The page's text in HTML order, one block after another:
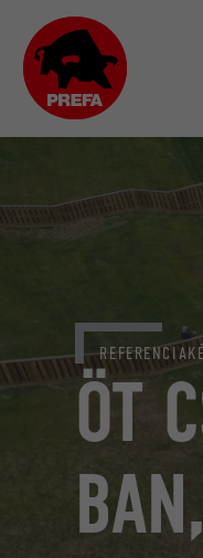
ÖT